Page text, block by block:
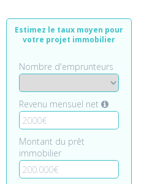
Estimez le taux moyen pour
votre projet immobilier
Nombre d'emprunteurs
Revenu mensuel net
Montant du prêt
immobilier